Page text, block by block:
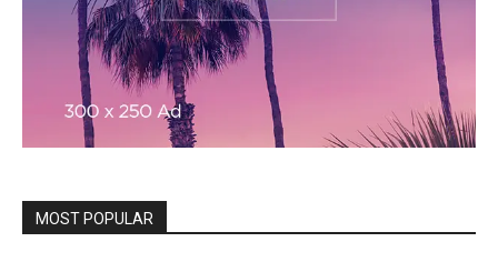
MOST POPULAR